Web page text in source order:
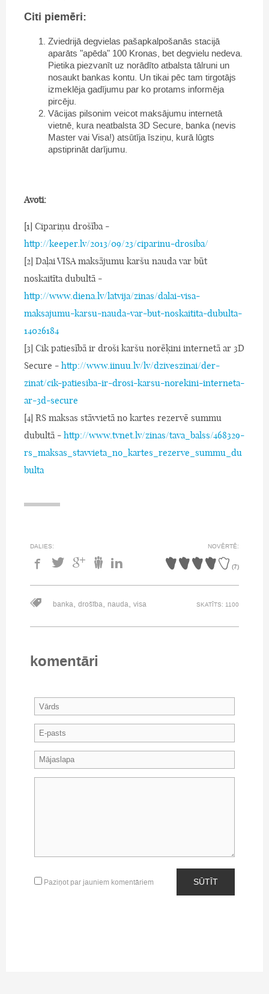
Citi piemēri:
Zviedrijā degvielas pašapkalpošanās stacijā
aparāts "apēda" 100 Kronas, bet degvielu nedeva.
Pietika piezvanīt uz norādīto atbalsta tālruni un
nosaukt bankas kontu. Un tikai pēc tam tirgotājs
izmeklēja gadījumu par ko protams informēja
pircēju.
Vācijas pilsonim veicot maksājumu internetā
vietnē, kura neatbalsta 3D Secure, banka (nevis
Master vai Visa!) atsūtīja īsziņu, kurā lūgts
apstiprināt darījumu.
Avoti:
[1] Cipariņu drošība -
http://keeper.lv/2013/09/23/ciparinu-drosiba/
[2] Daļai VISA maksājumu karšu nauda var būt
noskaitīta dubultā -
http://www.diena.lv/latvija/zinas/dalai-visa-
maksajumu-karsu-nauda-var-but-noskaitita-dubulta-
14026184
[3] Cik patiesībā ir droši karšu norēķini internetā ar 3D
Secure - http://www.iinuu.lv/lv/dziveszinai/der-
zinat/cik-patiesiba-ir-drosi-karsu-norekini-interneta-
ar-3d-secure
[4] RS maksas stāvvietā no kartes rezervē summu
dubultā - http://www.tvnet.lv/zinas/tava_balss/468329-
rs_maksas_stavvieta_no_kartes_rezerve_summu_du
bulta
DALIES: NOVĒRTĒ:
(7)
banka, drošība, nauda, visa SKATĪTS: 1100
komentāri
Paziņot par jauniem komentāriem SŪTĪT